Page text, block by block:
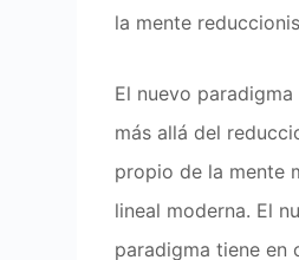
la mente
El nuevo
más allá del
propio de la mente
lineal moderna. El
paradigma tiene en